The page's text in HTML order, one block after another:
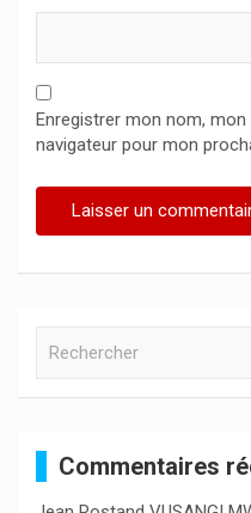
Enregistrer mon nom,
navigateur pour mon
c
Commentaires